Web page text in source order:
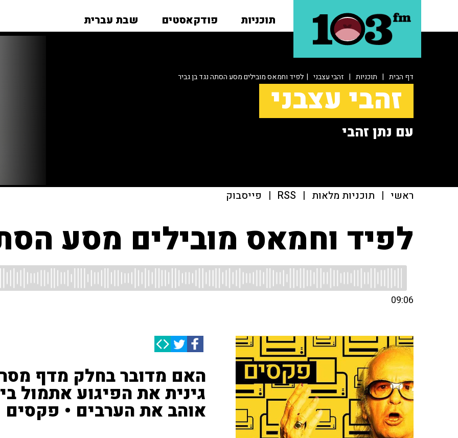
תוכניות פודקאסטים שבת עברית
דף הבית | תוכניות | זהבי עצבני | לפיד וחמאס מובילים מסע הסתה נגד בן גביר
זהבי עצבני
עם נתן זהבי
ראשי | תוכניות מלאות |
RSS
| פייסבוק
לפיד וחמאס מובילים מסע
09:06
האם מדובר בחלק מדף
גינית את הפיגוע אתמול
אוהב את הערבים • פקסים